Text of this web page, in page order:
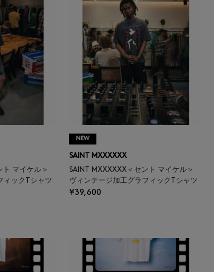
ト マイケル＞
ィックTシャツ
NEW
SAINT MXXXXXX
SAINT MXXXXXX＜セント マイケル＞
ヴィンテージ加工グラフィックTシャツ
¥39,600